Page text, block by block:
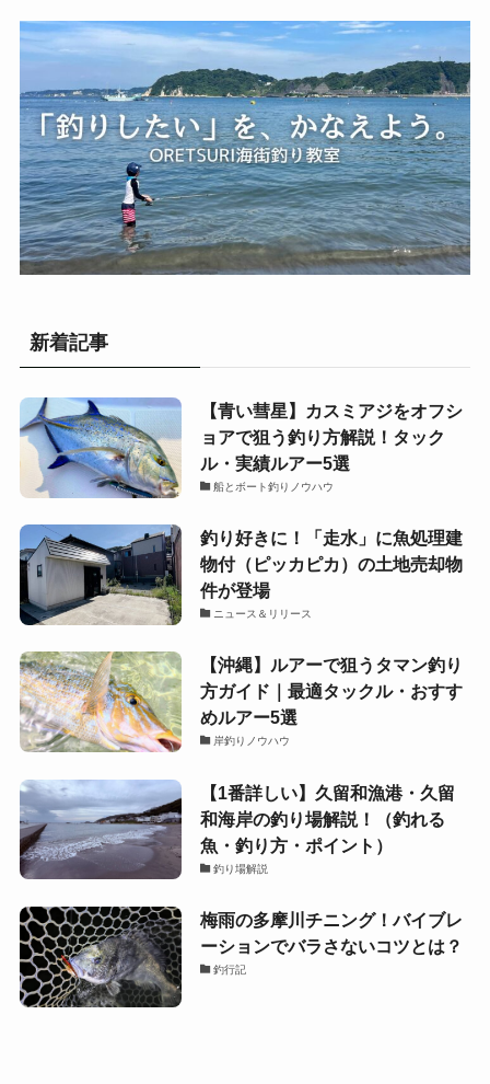
新着記事
【青い彗星】カスミアジをオフシ
ョアで狙う釣り方解説！タック
ル・実績ルアー5選
船とボート釣りノウハウ
釣り好きに！「走水」に魚処理建
物付（ピッカピカ）の土地売却物
件が登場
ニュース＆リリース
【沖縄】ルアーで狙うタマン釣り
方ガイド｜最適タックル・おすす
めルアー5選
岸釣りノウハウ
【1番詳しい】久留和漁港・久留
和海岸の釣り場解説！（釣れる
魚・釣り方・ポイント）
釣り場解説
梅雨の多摩川チニング！バイブレ
ーションでバラさないコツとは？
釣行記